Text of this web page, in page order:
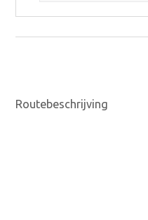
Routebeschrijving